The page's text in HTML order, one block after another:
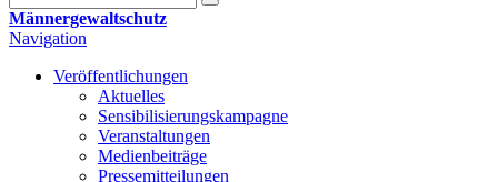
Männergewaltschutz
Navigation
Veröffentlichungen
Aktuelles
Sensibilisierungskampagne
Veranstaltungen
Medienbeiträge
Pressemitteilungen